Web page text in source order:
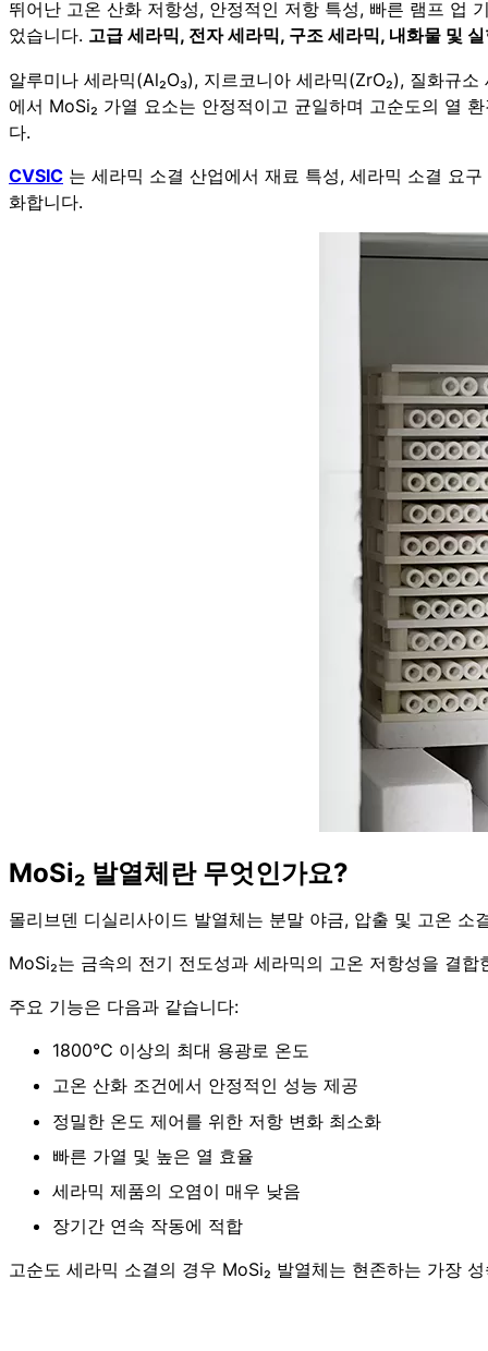
뛰어난 고온 산화 저항성, 안정적인 저항 특성, 빠른 램프 업
었습니다. 고급 세라믹, 전자 세라믹, 구조 세라믹, 내화물 및
알루미나 세라믹(Al₂O₃), 지르코니아 세라믹(ZrO₂), 질화규
에서 MoSi₂ 가열 요소는 안정적이고 균일하며 고순도의 열
다.
CVSIC 는 세라믹 소결 산업에서 재료 특성, 세라믹 소결 요
화합니다.
MoSi₂ 발열체란 무엇인가요?
몰리브덴 디실리사이드 발열체는 분말 야금, 압출 및 고온
MoSi₂는 금속의 전기 전도성과 세라믹의 고온 저항성을 결
주요 기능은 다음과 같습니다:
1800°C 이상의 최대 용광로 온도
고온 산화 조건에서 안정적인 성능 제공
정밀한 온도 제어를 위한 저항 변화 최소화
빠른 가열 및 높은 열 효율
세라믹 제품의 오염이 매우 낮음
장기간 연속 작동에 적합
고순도 세라믹 소결의 경우 MoSi₂ 발열체는 현존하는 가장